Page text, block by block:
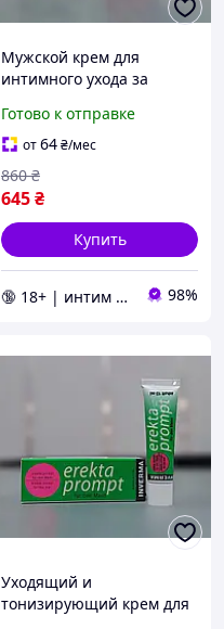
Мужской крем для
интимного ухода за
INVERMA Erekta-Absolut,
18 мл
Готово к отправке
от64₴/мес
645₴
860 ₴
Купить
🔞 18+ | интим интернет-магазин 🍓 98%
Уходящий и
тонизирующий крем для